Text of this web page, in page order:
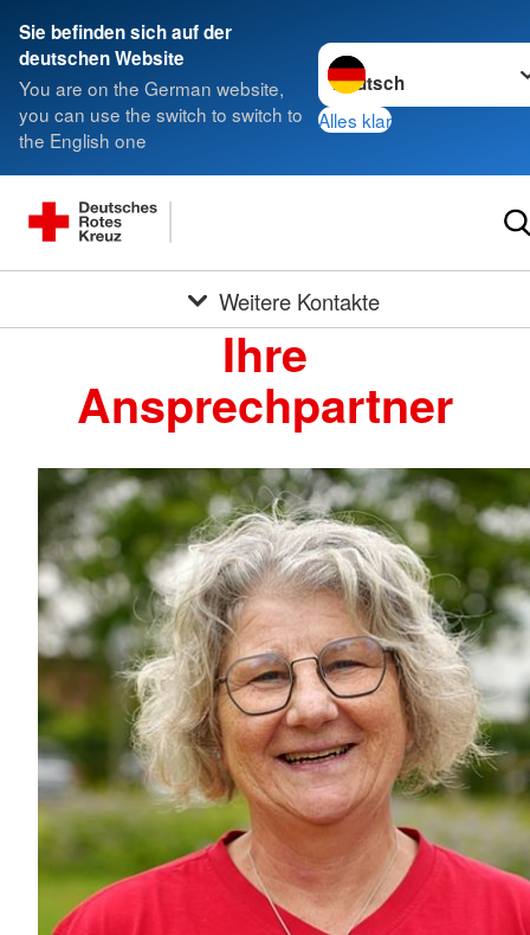
Sie befinden sich auf der
deutschen Website
You are on the German website,
you can use the switch to switch to
the English one
Sprache wechseln zu
Alles klar
Weitere Kontakte
Ihre
Ansprechpartner